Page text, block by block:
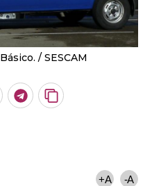
SESCAM
Telegram
Copiar
+A -A